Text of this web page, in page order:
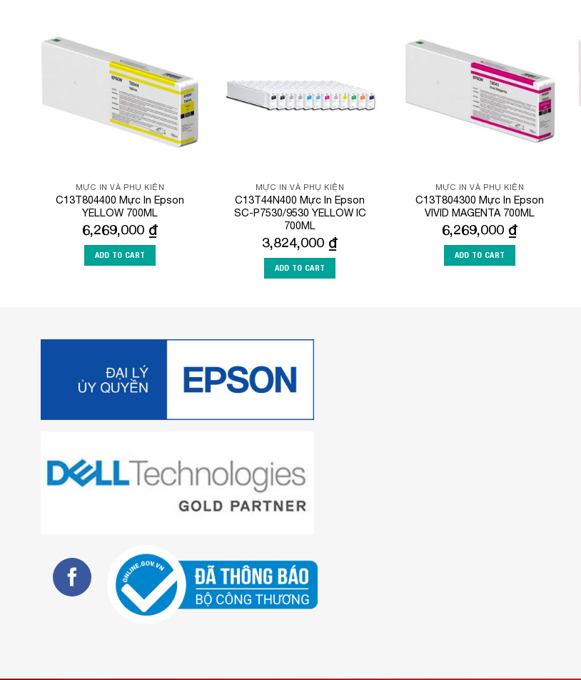
MỰC IN VÀ PHỤ KIỆN
C13T804400 Mực In Epson
YELLOW 700ML
6,269,000 ₫
ADD TO CART
MỰC IN VÀ PHỤ KIỆN
C13T44N400 Mực In Epson
SC-P7530/9530 YELLOW IC
700ML
3,824,000 ₫
ADD TO CART
MỰC IN VÀ PHỤ KIỆN
C13T804300 Mực In Epson
VIVID MAGENTA 700ML
6,269,000 ₫
ADD TO CART